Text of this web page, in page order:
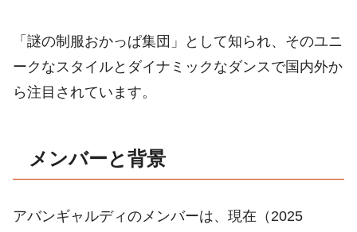
「謎の制服おかっぱ集団」として知られ、そのユニ
ークなスタイルとダイナミックなダンスで国内外か
ら注目されています。
メンバーと背景
アバンギャルディのメンバーは、現在（2025